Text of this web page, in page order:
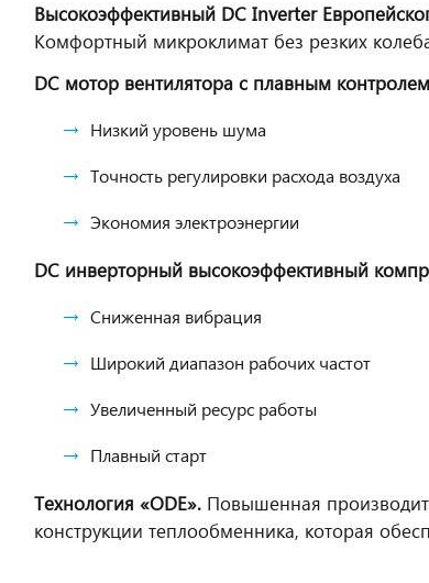
Высокоэффективный DC Inverter
Комфортный микроклимат без резких
DC мотор вентилятора с плавным
Низкий уровень шума
Точность регулировки расхода воздуха
Экономия электроэнергии
DC инверторный высокоэффективный
Сниженная вибрация
Широкий диапазон рабочих частот
Увеличенный ресурс работы
Плавный старт
Технология «ODE». Повышенная
конструкции теплообменника, которая